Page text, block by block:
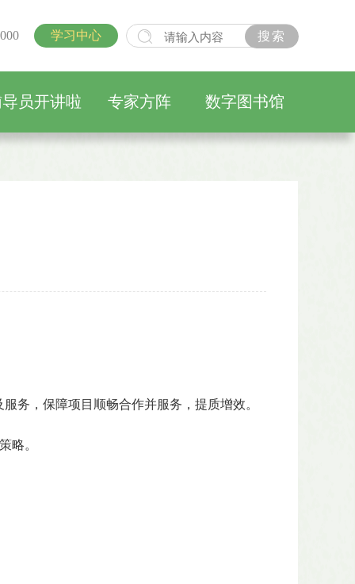
学习中心
员开讲啦 专家方阵 数字图书馆
务，保障项目顺畅合作并服务，提质增效。
略。